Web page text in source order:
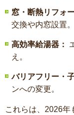
窓・断熱リフォ
交換や内窓設置。
高効率給湯器：
え。
バリアフリー・
ンへの変更。
これらは、2026年